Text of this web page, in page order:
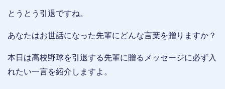
とうとう引退ですね。
あなたはお世話になった先輩にどんな言葉を贈りますか？
本日は高校野球を引退する先輩に贈るメッセージに必ず入
れたい一言を紹介しますよ。